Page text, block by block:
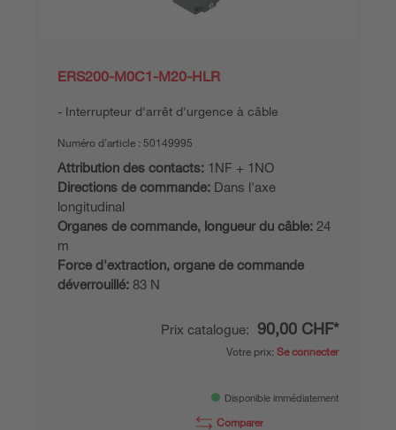
ERS200-M0C1-M20-HLR
Interrupteur d'arrêt d'urgence à câble
Numéro d’article : 50149995
Attribution des contacts: 1NF + 1NO
Directions de commande: Dans l'axe
longitudinal
Organes de commande, longueur du câble: 24
m
Force d'extraction, organe de commande
déverrouillé: 83 N
Prix catalogue: 90,00 CHF*
Votre prix: Se connecter
Disponible immédiatement
Comparer